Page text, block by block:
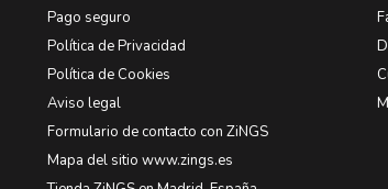
Pago seguro
Política de Privacidad
Política de Cookies
Aviso legal
Formulario de contacto con ZiNGS
Mapa del sitio www.zings.es